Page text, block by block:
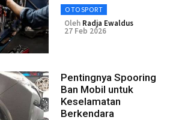
OTOSPORT
Oleh Radja Ewaldus
27 Feb 2026
Pentingnya Spooring
Ban Mobil untuk
Keselamatan
Berkendara